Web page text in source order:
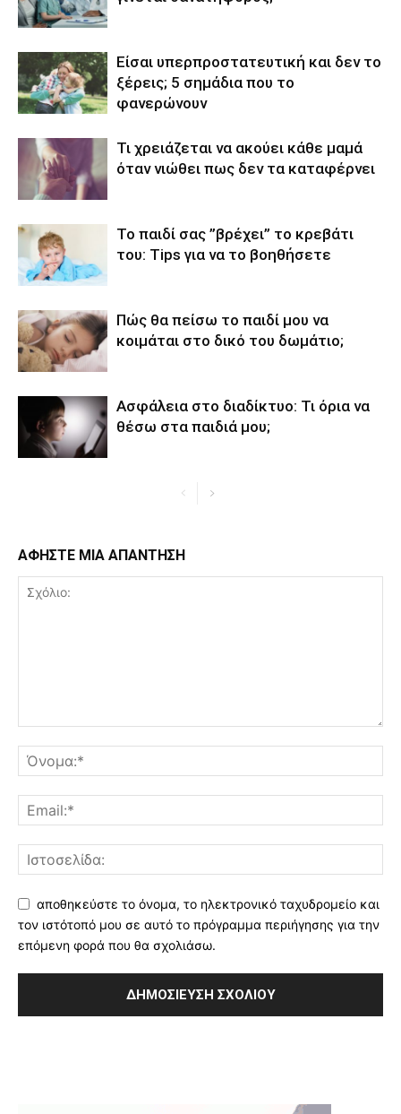
Είσαι υπερπροστατευτική και δεν το
ξέρεις; 5 σημάδια που το
φανερώνουν
Τι χρειάζεται να ακούει κάθε μαμά
όταν νιώθει πως δεν τα καταφέρνει
Το παιδί σας ”βρέχει’’ το κρεβάτι
του: Tips για να το βοηθήσετε
Πώς θα πείσω το παιδί μου να
κοιμάται στο δικό του δωμάτιο;
Ασφάλεια στο διαδίκτυο: Τι όρια να
θέσω στα παιδιά μου;
ΑΦΗΣΤΕ ΜΙΑ ΑΠΑΝΤΗΣΗ
αποθηκεύστε το όνομα, το ηλεκτρονικό ταχυδρομείο και
τον ιστότοπό μου σε αυτό το πρόγραμμα περιήγησης για την
επόμενη φορά που θα σχολιάσω.